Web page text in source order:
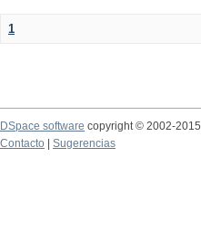
1
DSpace software copyright © 2002-2015
Contacto
Sugerencias